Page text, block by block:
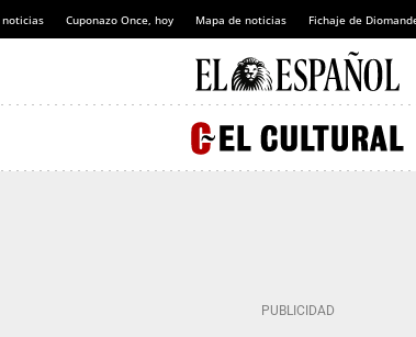
Cuponazo Once, hoy Mapa de noticias Fichaje de